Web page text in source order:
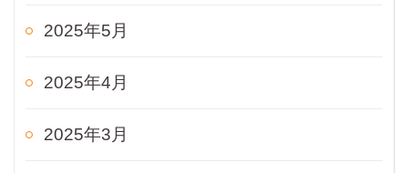
2025年5月
2025年4月
2025年3月